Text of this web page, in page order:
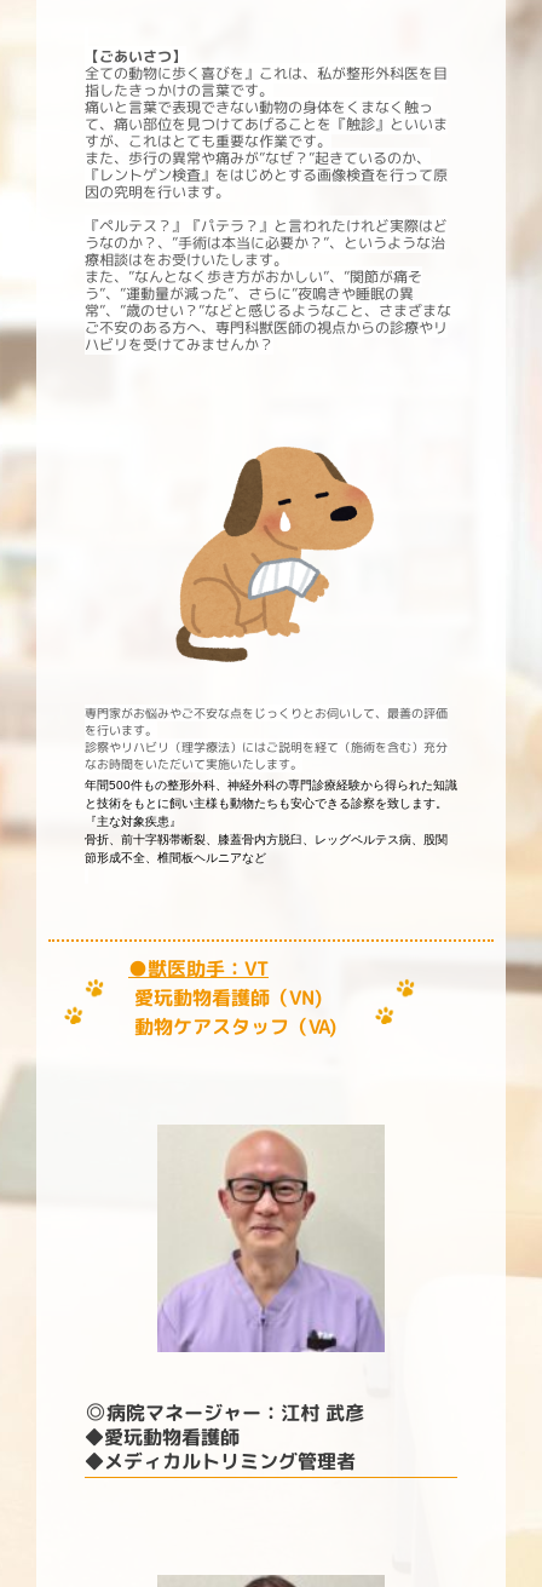
【ごあいさつ】
全ての動物に歩く喜びを』これは、私が整形外科医を目
指したきっかけの言葉です。
痛いと言葉で表現できない動物の身体をくまなく触っ
て、痛い部位を見つけてあげることを『触診』といいま
すが、これはとても重要な作業です。
また、歩行の異常や痛みが”なぜ？”起きているのか、
『レントゲン検査』をはじめとする画像検査を行って原
因の究明を行います。
『ペルテス？』『パテラ？』と言われたけれど実際はど
うなのか？、”手術は本当に必要か？”、 というような治
療相談はをお受けいたします。
また、”なんとなく 歩き方がおかしい”、”関節が痛そ
う”、”運動量が減った”、さらに”夜鳴きや睡眠の異
常”、”歳のせい？”などと感じるようなこと、さまざまな
ご不安のある方へ、 専門科獣医師の視点からの診療やリ
ハビリを受けてみませんか？
専門家がお悩みやご不安な点をじっくりとお伺いして、最善の評価
を行います。
診察やリハビリ（理学療法）にはご説明を経て（施術を含む）充分
なお時間をいただいて実施いたします。
年間500件もの整形外科、神経外科の専門診療経験から得られた知識
と技術をもとに飼い主様も動物たちも安心できる診察を致します。
『主な対象疾患』
骨折、前十字靱帯断裂、膝蓋骨内方脱臼、レッグペルテス病、股関
節形成不全、椎間板ヘルニアなど
●獣医助手：VT
愛玩動物看護師（VN)
動物ケアスタッフ（VA)
◎病院マネージャー： 江村 武彦
◆愛玩動物看護師
◆メディカルトリミング管理者